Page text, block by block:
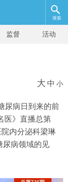
搜索
监督 活动
大 中 小
尿病日到来的前
医》直播总第
内分泌科梁琳
尿病领域的见